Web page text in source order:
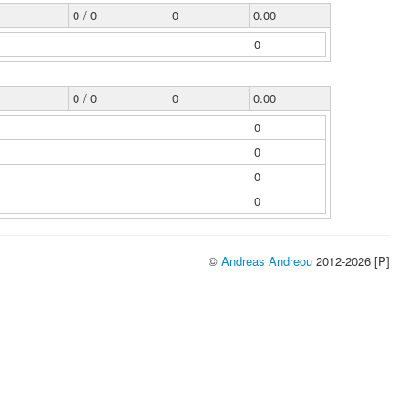
0 / 0 0
0.00
0
0 / 0 0
0.00
0
0
0
0
© Andreas Andreou 2012-2026 [P]